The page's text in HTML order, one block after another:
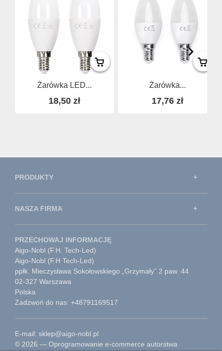
Żarówka LED...
18,50 zł
Żarówka...
17,76 zł
PRODUKTY
NASZA FIRMA
PRZECHOWAJ INFORMACJĘ
Aigo-Nobl (F.H. Tech-Led)
Aigo-Nobl (F.H Tech-Led)
ppłk. Mieczysława Sokołowskiego „Grzymały” 2 paw. 44
02-327 Warszawa
Polska
Zadzwoń do nas: +48791169517
E-mail: sklep@aigo-nobl.pl
© 2026 — Oprogramowanie e-commerce autorstwa